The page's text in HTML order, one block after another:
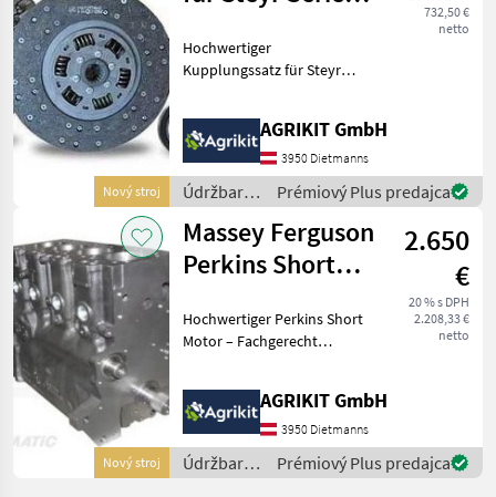
Nový stroj
Geot
732,50 €
netto
Hochwertiger
Kupplungssatz für Steyr
Kupplungssatz eignet sich
ideal für die fachgerechte
Reparatur oder
Instandsetzung d
AGRIKIT GmbH
3950 Dietmanns
Údržbarské
súpravy a
súčiastky /
Steyr
Prémiový Plus predajca
Nový stroj
Massey Ferguson
Perkins Short
AT4.236 & A4.248
2.650
€
20 % s DPH
2.208,33 €
netto
Hochwertiger Perkins Short
Motor – Fachgerecht
Perkins Short Motor ist die
ideale Lösung für eine
professionelle
Motorinstand
AGRIKIT GmbH
3950 Dietmanns
Údržbarské
súpravy a
Prémiový Plus predajca